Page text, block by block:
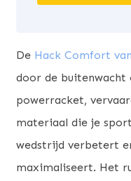
De Hack Comfort
door de buitenwacht
powerracket,
materiaal die je
wedstrijd verbetert
maximaliseert. Het